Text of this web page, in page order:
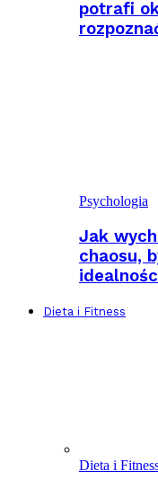
potrafi
Psychologia
Jak
chaosu,
Dieta i Fitness
Dieta i